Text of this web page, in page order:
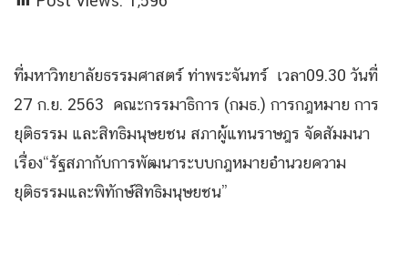
ที่มหาวิทยาลัยธรรมศาสตร์ ท่าพระจันทร์ เวลา09.30 วันที่
27 ก.ย. 2563 คณะกรรมาธิการ (กมธ.) การกฎหมาย การ
ยุติธรรม และสิทธิมนุษยชน สภาผู้แทนราษฎร จัดสัมมนา
เรื่อง“รัฐสภากับการพัฒนาระบบกฎหมายอำนวยความ
ยุติธรรมและพิทักษ์สิทธิมนุษยชน”